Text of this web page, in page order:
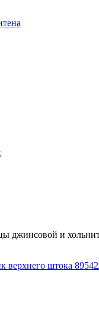
джинсовой и
верхнего штока